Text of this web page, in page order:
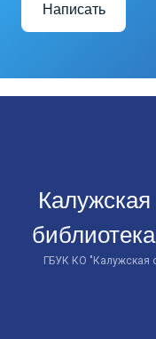
Написать
ГБУК КО "Калужская